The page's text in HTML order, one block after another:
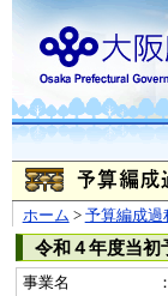
ホーム > 予算編成過
令和４年度当
事業名